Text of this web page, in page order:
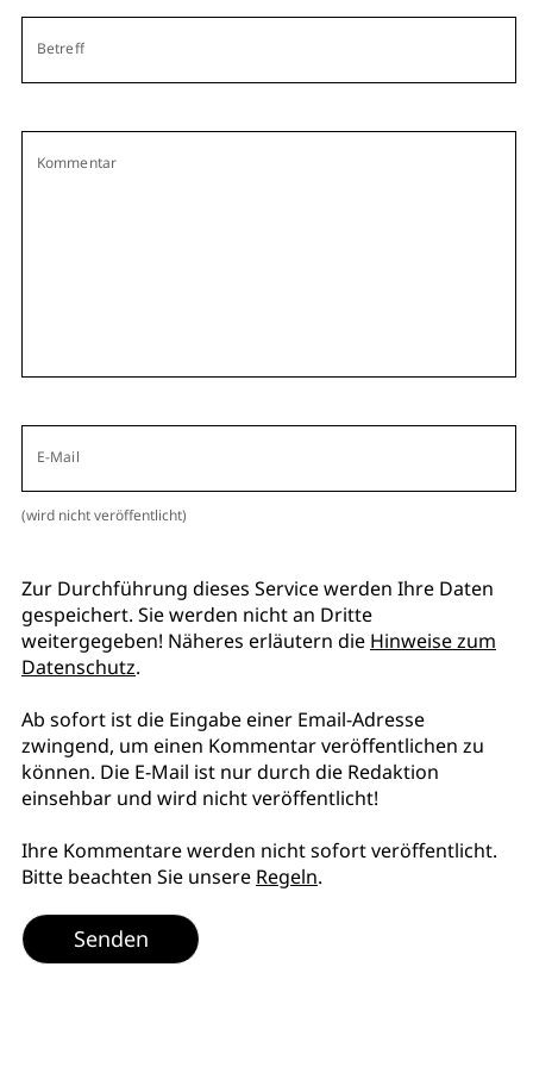
Betreff
Kommentar
E-Mail
(wird nicht veröffentlicht)
Zur Durchführung dieses Service werden Ihre Daten
gespeichert. Sie werden nicht an Dritte
weitergegeben! Näheres erläutern die Hinweise zum
Datenschutz.
Ab sofort ist die Eingabe einer Email-Adresse
zwingend, um einen Kommentar veröffentlichen zu
können. Die E-Mail ist nur durch die Redaktion
einsehbar und wird nicht veröffentlicht!
Ihre Kommentare werden nicht sofort veröffentlicht.
Bitte beachten Sie unsere Regeln.
Senden